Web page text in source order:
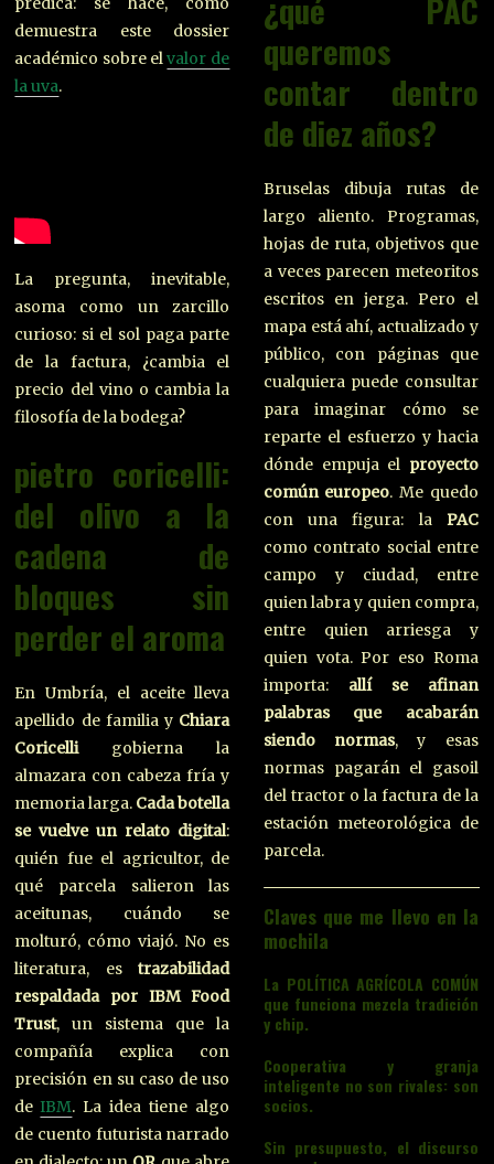
demuestra este dossier
académico sobre elvalor de
la uva.
La pregunta, inevitable,
asoma como un zarcillo
curioso: si el sol paga parte
de la factura, ¿cambia el
precio del vino o cambia la
filosofía de la bodega?
pietro coricelli:
del olivo a la
cadena de
bloques sin
perder el aroma
En Umbría, el aceite lleva
apellido de familia y Chiara
Coricelligobierna la
almazara con cabeza fría y
memoria larga. Cada botella
se vuelve un relato digital:
quién fue el agricultor, de
qué parcela salieron las
aceitunas, cuándo se
molturó, cómo viajó. No es
literatura, estrazabilidad
respaldada por IBM Food
Trust, un sistema que la
compañía explica con
precisión en su caso de uso
deIBM. La idea tiene algo
de cuento futurista narrado
¿qué PAC
queremos
contar dentro
de diez años?
Bruselas dibuja rutas de
largo aliento. Programas,
hojas de ruta, objetivos que
a veces parecen meteoritos
escritos en jerga. Pero el
mapa está ahí, actualizado y
público, con páginas que
cualquiera puede consultar
para imaginar cómo se
reparte el esfuerzo y hacia
dónde empuja el proyecto
común europeo. Me quedo
con una figura: la PAC
como contrato social entre
campo y ciudad, entre
quien labra y quien compra,
entre quien arriesga y
quien vota. Por eso Roma
importa: allí se afinan
palabras que acabarán
siendo normas, y esas
normas pagarán el gasoil
del tractor o la factura de la
estación meteorológica de
parcela.
Claves que me llevo en la
mochila
La POLÍTICA AGRÍCOLA COMÚN
que funciona mezcla tradición
y chip.
Cooperativa y granja
inteligente no son rivales: son
socios.
Sin presupuesto, el discurso